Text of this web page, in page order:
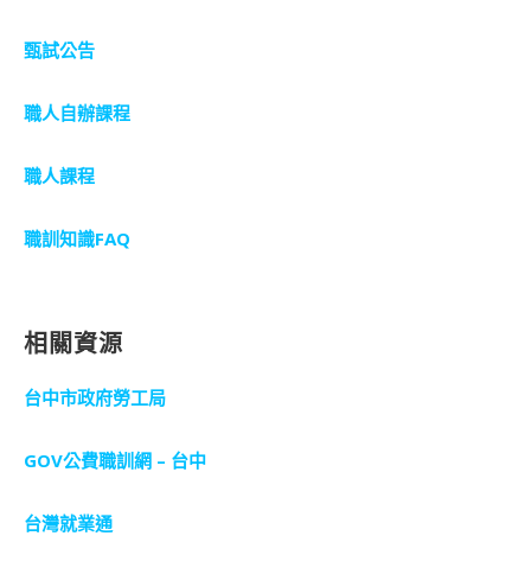
甄試公告
職人自辦課程
職人課程
職訓知識FAQ
相關資源
台中市政府勞工局
GOV公費職訓網 – 台中
台灣就業通